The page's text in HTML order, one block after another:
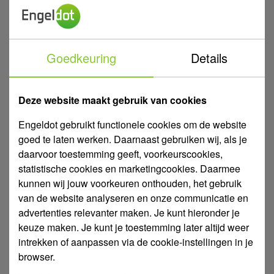
DAB Esytank Breektank voor Esybox Mini 3
2 Uitvoeringen
Goedkeuring Details
Deze website maakt gebruik van cookies
Engeldot gebruikt functionele cookies om de website
goed te laten werken. Daarnaast gebruiken wij, als je
daarvoor toestemming geeft, voorkeurscookies,
statistische cookies en marketingcookies. Daarmee
kunnen wij jouw voorkeuren onthouden, het gebruik
van de website analyseren en onze communicatie en
advertenties relevanter maken. Je kunt hieronder je
keuze maken. Je kunt je toestemming later altijd weer
intrekken of aanpassen via de cookie-instellingen in je
browser.